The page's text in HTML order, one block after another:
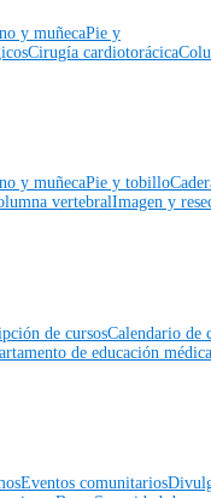
y muñecaPie y
Cirugía cardiotorácica
y muñecaPie y tobillo
vertebralImagen y
de cursosCalendario de
de educación médica
Eventos comunitarios